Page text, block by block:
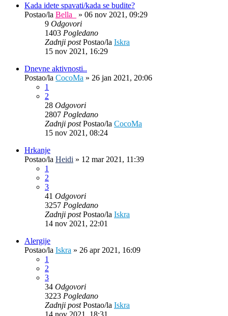
Kada idete spavati/kada se budite?
Postao/la Bella_ » 06 nov 2021, 09:29
9 Odgovori
1403 Pogledano
Zadnji postPostao/la Iskra
15 nov 2021, 16:29
Dnevne aktivnosti..
Postao/la CocoMa » 26 jan 2021, 20:06
1
2
28 Odgovori
2807 Pogledano
Zadnji postPostao/la CocoMa
15 nov 2021, 08:24
Hrkanje
Postao/la Heidi » 12 mar 2021, 11:39
1
2
3
41 Odgovori
3257 Pogledano
Zadnji postPostao/la Iskra
14 nov 2021, 22:01
Alergije
Postao/la Iskra » 26 apr 2021, 16:09
1
2
3
34 Odgovori
3223 Pogledano
Zadnji postPostao/la Iskra
14 nov 2021, 18:31